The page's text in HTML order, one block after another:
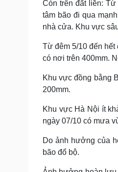
Còn trên đất liền:
tâm bão đi qua
nhà cửa. Khu vực
Từ đêm 5/10 đến
có nơi trên 400mm.
Khu vực đồng bằng
200mm.
Khu vực Hà Nội ít
ngày 07/10 có mưa
Do ảnh hưởng của
bão đổ bộ.